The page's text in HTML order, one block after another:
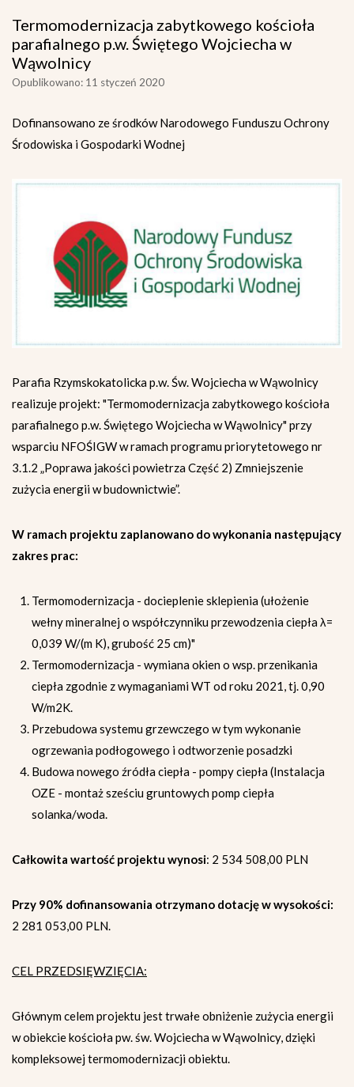
Termomodernizacja zabytkowego kościoła
parafialnego p.w. Świętego Wojciecha w
Wąwolnicy
Opublikowano: 11 styczeń 2020
Dofinansowano ze środków Narodowego Funduszu Ochrony
Środowiska i Gospodarki Wodnej
Parafia Rzymskokatolicka p.w. Św. Wojciecha w Wąwolnicy
realizuje projekt: "Termomodernizacja zabytkowego kościoła
parafialnego p.w. Świętego Wojciecha w Wąwolnicy" przy
wsparciu NFOŚIGW w ramach programu priorytetowego nr
3.1.2 „Poprawa jakości powietrza Część 2) Zmniejszenie
zużycia energii w budownictwie”.
W ramach projektu zaplanowano do wykonania następujący
zakres prac:
Termomodernizacja - docieplenie sklepienia (ułożenie
wełny mineralnej o współczynniku przewodzenia ciepła λ=
0,039 W/(m K), grubość 25 cm)"
Termomodernizacja - wymiana okien o wsp. przenikania
ciepła zgodnie z wymaganiami WT od roku 2021, tj. 0,90
W/m2K.
Przebudowa systemu grzewczego w tym wykonanie
ogrzewania podłogowego i odtworzenie posadzki
Budowa nowego źródła ciepła - pompy ciepła (Instalacja
OZE - montaż sześciu gruntowych pomp ciepła
solanka/woda.
Całkowita wartość projektu wynosi: 2 534 508,00 PLN
Przy 90% dofinansowania otrzymano dotację w wysokości:
2 281 053,00 PLN.
CEL PRZEDSIĘWZIĘCIA:
Głównym celem projektu jest trwałe obniżenie zużycia energii
w obiekcie kościoła pw. św. Wojciecha w Wąwolnicy, dzięki
kompleksowej termomodernizacji obiektu.